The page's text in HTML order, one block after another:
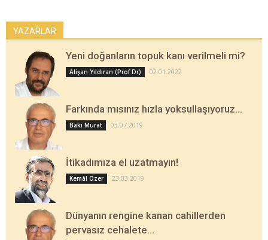
YAZARLAR
Yeni doğanların topuk kanı verilmeli mi?
Alişan Yıldıran (Prof Dr) 02.01.2022
Farkında mısınız hızla yoksullaşıyoruz…
Baki Murat 03.07.2019
İtikadımıza el uzatmayın!
Kemâl Özer 23.03.2019
Dünyanın rengine kanan cahillerden
pervasız cehalete…